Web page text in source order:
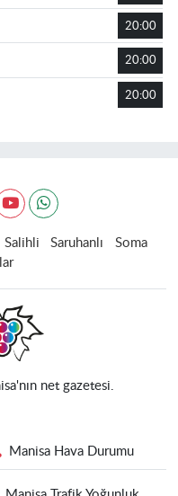
20:00
20:00
20:00
Salihli Saruhanlı
Soma
net gazetesi.
Manisa Hava Durumu